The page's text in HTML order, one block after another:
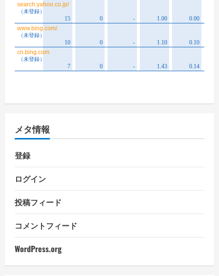
メタ情報
登録
ログイン
投稿フィード
コメントフィード
WordPress.org